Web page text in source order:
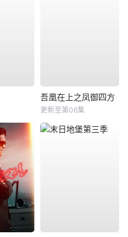
吾凰在上之凤御四方
更新至第06集